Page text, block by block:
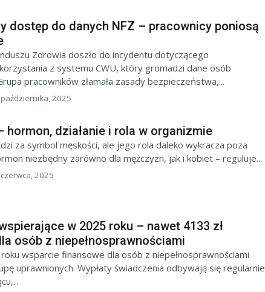
dostęp do danych NFZ – pracownicy poniosą
Zdrowia doszło do incydentu dotyczącego
z systemu CWU, który gromadzi dane osób
pracowników złamała zasady bezpieczeństwa,...
2025
hormon, działanie i rola w organizmie
za symbol męskości, ale jego rola daleko wykracza poza
niezbędny zarówno dla mężczyzn, jak i kobiet – reguluje...
2025
w 2025 roku – nawet 4133 zł
osób z niepełnosprawnościami
wsparcie finansowe dla osób z niepełnosprawnościami
uprawnionych. Wypłaty świadczenia odbywają się regularnie